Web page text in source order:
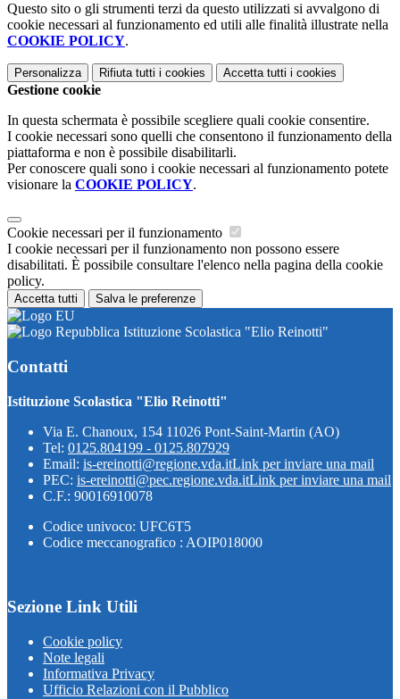
Questo sito o gli strumenti terzi da questo utilizzati si avvalgono di
cookie necessari al funzionamento ed utili alle finalità illustrate nella
COOKIE POLICY.
Personalizza Rifiuta tutti i cookies Accetta tutti i cookies
Gestione cookie
In questa schermata è possibile scegliere quali cookie consentire.
I cookie necessari sono quelli che consentono il funzionamento della
piattaforma e non è possibile disabilitarli.
Per conoscere quali sono i cookie necessari al funzionamento potete
visionare la COOKIE POLICY.
Cookie necessari per il funzionamento
I cookie necessari per il funzionamento non possono essere
disabilitati. È possibile consultare l'elenco nella pagina della cookie
policy.
Accetta tutti Salva le preferenze
Istituzione Scolastica "Elio Reinotti"
Contatti
Istituzione Scolastica "Elio Reinotti"
Via E. Chanoux, 154 11026 Pont-Saint-Martin (AO)
Tel: 0125.804199 - 0125.807929
Email: is-ereinotti@regione.vda.itLink per inviare una mail
PEC: is-ereinotti@pec.regione.vda.itLink per inviare una mail
C.F.: 90016910078
Codice univoco: UFC6T5
Codice meccanografico : AOIP018000
Sezione Link Utili
Cookie policy
Note legali
Informativa Privacy
Ufficio Relazioni con il Pubblico